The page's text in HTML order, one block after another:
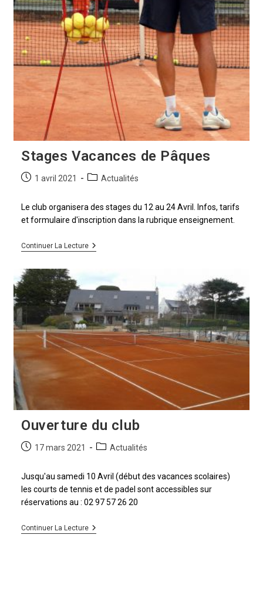
Stages Vacances de Pâques
1 avril 2021 Actualités
Le club organisera des stages du 12 au 24 Avril. Infos, tarifs
et formulaire d'inscription dans la rubrique enseignement.
Continuer La Lecture
Ouverture du club
17 mars 2021 Actualités
Jusqu'au samedi 10 Avril (début des vacances scolaires)
les courts de tennis et de padel sont accessibles sur
réservations au : 02 97 57 26 20
Continuer La Lecture